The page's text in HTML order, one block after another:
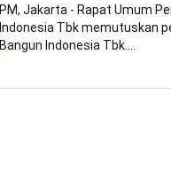
PM, Jakarta - Rapat Umum
Indonesia Tbk memutuskan
Bangun Indonesia Tbk....